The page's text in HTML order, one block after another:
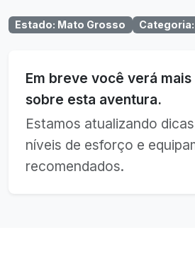
Estado: Mato Grosso Categoria:
Em breve você verá
sobre esta aventura.
Estamos atualizando
níveis de esforço e
recomendados.